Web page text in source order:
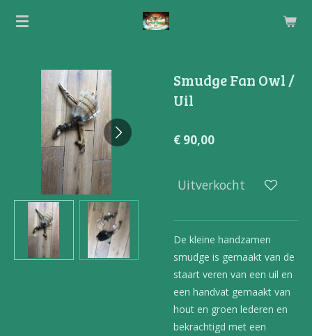
Ga
hoofdinhoud
Smudge Fan Owl /
Uil
€ 90,00
Uitverkocht
De kleine handzamen
smudge is gemaakt van de
staart veren van een uil en
een handvat gemaakt van
hout en groen lederen en
bekrachtigd met een